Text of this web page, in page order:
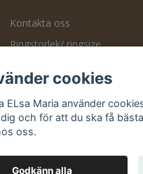
Kontakta oss
Ringstorlek/ ringsize
Köpvillkor
Retur
cookies
ELsa Maria använder
och för att du ska få
oss.
Godkänn alla